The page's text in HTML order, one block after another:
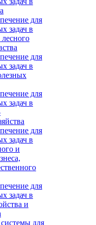
для
задач в
лесного
для
задач в
для
задач в
для
задач в
и
для
задач в
и
для